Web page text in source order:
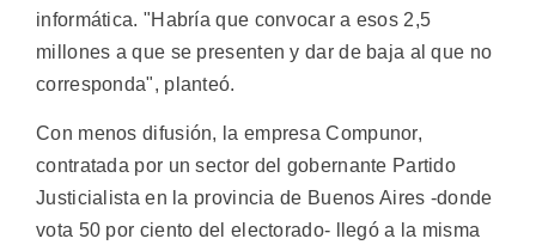
informática. "Habría que convocar a esos 2,5
millones a que se presenten y dar de baja al que no
corresponda", planteó.
Con menos difusión, la empresa Compunor,
contratada por un sector del gobernante Partido
Justicialista en la provincia de Buenos Aires -donde
vota 50 por ciento del electorado- llegó a la misma